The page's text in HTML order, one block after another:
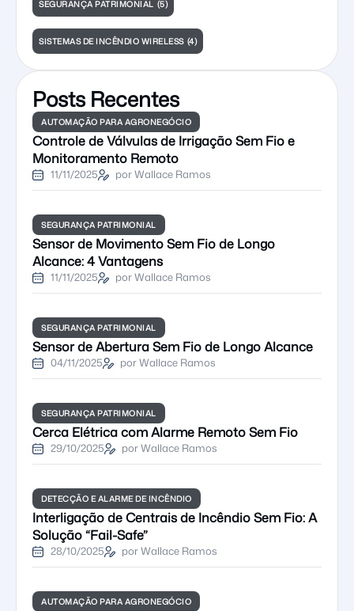
SEGURANÇA PATRIMONIAL (5)
SISTEMAS DE INCÊNDIO WIRELESS (4)
Posts Recentes
AUTOMAÇÃO PARA AGRONEGÓCIO
Controle de Válvulas de Irrigação Sem Fio e
Monitoramento Remoto
11/11/2025 por Wallace Ramos
SEGURANÇA PATRIMONIAL
Sensor de Movimento Sem Fio de Longo
Alcance: 4 Vantagens
11/11/2025 por Wallace Ramos
SEGURANÇA PATRIMONIAL
Sensor de Abertura Sem Fio de Longo Alcance
04/11/2025 por Wallace Ramos
SEGURANÇA PATRIMONIAL
Cerca Elétrica com Alarme Remoto Sem Fio
29/10/2025 por Wallace Ramos
DETECÇÃO E ALARME DE INCÊNDIO
Interligação de Centrais de Incêndio Sem Fio: A
Solução “Fail-Safe”
28/10/2025 por Wallace Ramos
AUTOMAÇÃO PARA AGRONEGÓCIO